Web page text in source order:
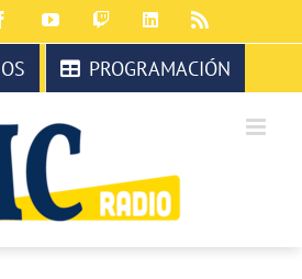
FacebookYouTubeTwitchLinkedIn
PROGRAMACIÓN